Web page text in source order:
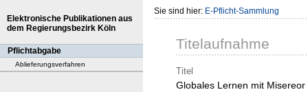
Elektronische Publikationen aus
dem Regierungsbezirk Köln
Pflichtabgabe
Ablieferungsverfahren
Sie sind hier: E-Pflicht-Sammlung
Titelaufnahme
Titel
Globales Lernen mit Misereor